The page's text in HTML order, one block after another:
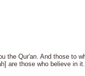
the Qur'an. And those to
are those who believe in